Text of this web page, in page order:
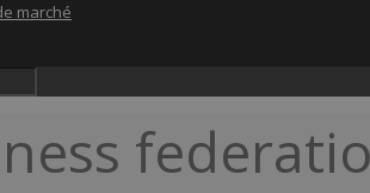
marché